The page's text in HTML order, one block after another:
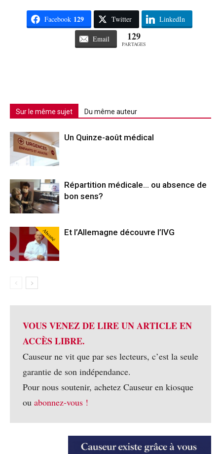
Facebook 129 Twitter LinkedIn
Email 129
PARTAGES
Sur le même sujet Du même auteur
Un Quinze-août médical
Répartition médicale… ou absence de
bon sens?
Abonné Et l’Allemagne découvre l’IVG
VOUS VENEZ DE LIRE UN ARTICLE EN
ACCÈS LIBRE.
Causeur ne vit que par ses lecteurs, c’est la seule
garantie de son indépendance.
Pour nous soutenir, achetez Causeur en kiosque
ou abonnez-vous !